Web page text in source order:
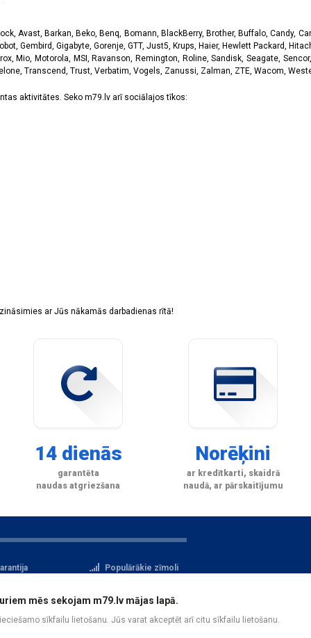
Avast, Barkan, Beko, Benq, Bomann, BlackBerry, Brother, Buffalo, Candy,
Gembird, Gigabyte, Gorenje, GTT, Just5, Krups, Haier, Hewlett Packard,
Mio, Motorola, MSI, Ravanson, Remington, Roline, Sandisk, Seagate,
Transcend, Trust, Verbatim, Vogels, Zanussi, Zalman, ZTE, Wacom,
aktivitātes. Seko m79.lv arī sociālajos tīkos:
ar Jūs nākamās darbadienas rītā!
14 dienās
garantēta
naudas atgriezšana
Norēķini
ar kredītkarti, skaidrā
naudā, ar pārskaitījumu
Populārākie zīmoli
aizsardzība
Reģistrācija
mēs sekojam m79.lv mājas lapā.
sīkfailu lietošanu. Jūs varat akceptēt arī citu sīkfailu lietošanu.